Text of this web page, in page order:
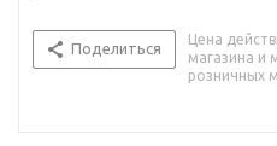
Поделиться
Цена
магазина и
розничных